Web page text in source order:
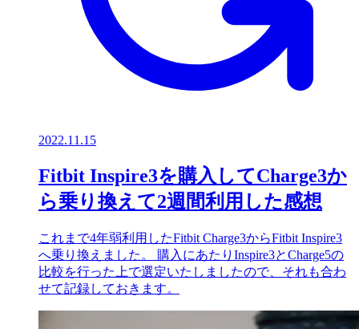
2022.11.15
Fitbit Inspire3を購入してCharge3か
ら乗り換えて2週間利用した感想
これまで4年弱利用したFitbit Charge3からFitbit Inspire3
へ乗り換えました。 購入にあたりInspire3とCharge5の
比較を行った上で選定いたしましたので、それも合わ
せて記録しておきます。